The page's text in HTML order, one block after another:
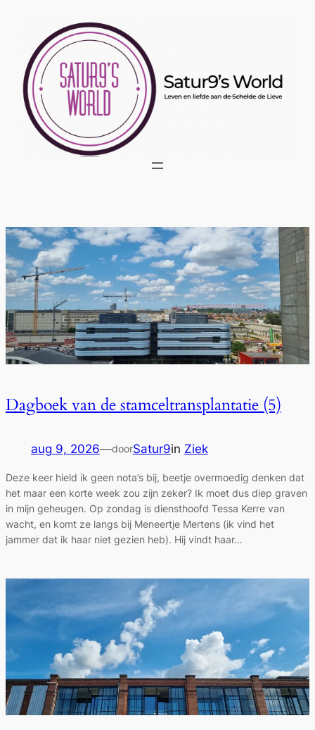
Dagboek van de stamceltransplantatie (5)
aug 9, 2026—doorSatur9in Ziek
Deze keer hield ik geen nota’s bij, beetje overmoedig denken dat
het maar een korte week zou zijn zeker? Ik moet dus diep graven
in mijn geheugen. Op zondag is diensthoofd Tessa Kerre van
wacht, en komt ze langs bij Meneertje Mertens (ik vind het
jammer dat ik haar niet gezien heb). Hij vindt haar…